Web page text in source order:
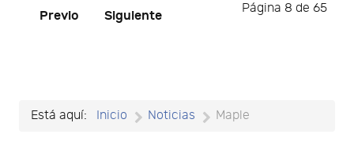
Página 8 de 65
Previo Siguiente
Está aquí: Inicio Noticias Maple